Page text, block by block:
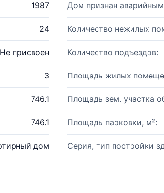
1987 Дом признан
24 Количество нежилых
Не присвоен Количество подъездов:
3 Площадь жилых
746.1 Площадь зем. участка
746.1 Площадь парковки, м²:
дом Серия, тип постройки